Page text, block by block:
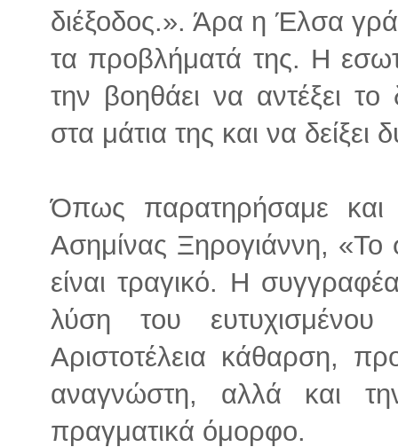
διέξοδος.». Άρα η Έλσα
τα προβλήματά της. Η
την βοηθάει να αντέξει
στα μάτια της και να δείξει
Όπως παρατηρήσαμε
Ασημίνας Ξηρογιάννη, «Το
είναι τραγικό. Η
λύση του
Αριστοτέλεια κάθαρση,
αναγνώστη, αλλά και
πραγματικά όμορφο.